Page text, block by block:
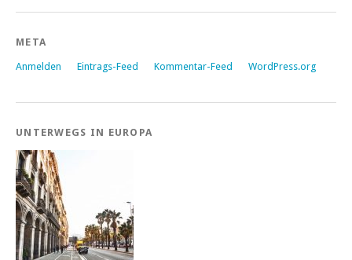
META
Anmelden Eintrags-Feed Kommentar-Feed WordPress.org
UNTERWEGS IN EUROPA